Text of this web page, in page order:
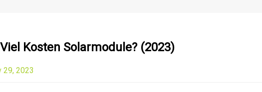
Kosten Solarmodule? (2023)
29, 2023